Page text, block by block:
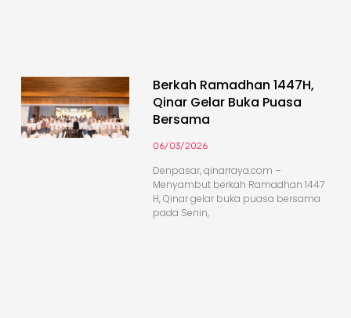
Berkah Ramadhan 1447H,
Qinar Gelar Buka Puasa
Bersama
06/03/2026
Denpasar, qinarraya.com –
Menyambut berkah Ramadhan 1447
H, Qinar gelar buka puasa bersama
pada Senin,